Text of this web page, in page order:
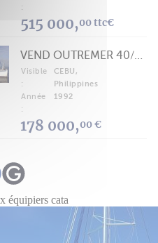
:
515 000,00 ttc€
VEND OUTREMER 40/43 (FREE LANCE)
Visible
:
CEBU,
Philippines
Année
:
1992
178 000,00 €